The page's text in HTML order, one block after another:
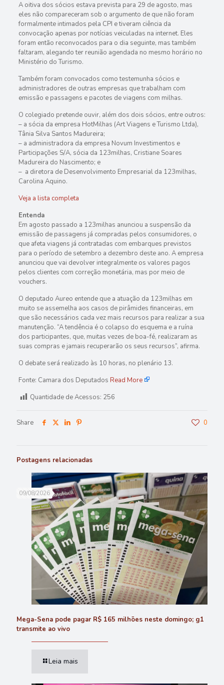
A oitiva dos sócios estava prevista para 29 de agosto, mas
eles não compareceram sob o argumento de que não foram
formalmente intimados pela CPI e tiveram ciência da
convocação apenas por notícias veiculadas na internet. Eles
foram então reconvocados para o dia seguinte, mas também
faltaram, alegando ter reunião agendada no mesmo horário no
Ministério do Turismo.
Também foram convocados como testemunha sócios e
administradores de outras empresas que trabalham com
emissão e passagens e pacotes de viagens com milhas.
O colegiado pretende ouvir, além dos dois sócios, entre outros:
– a sócia da empresa HotMilhas (Art Viagens e Turismo Ltda),
Tânia Silva Santos Madureira;
– a administradora da empresa Novum Investimentos e
Participações S/A, sócia da 123milhas, Cristiane Soares
Madureira do Nascimento; e
– a diretora de Desenvolvimento Empresarial da 123milhas,
Carolina Aquino.
Veja a lista completa
Entenda
Em agosto passado a 123milhas anunciou a suspensão da
emissão de passagens já compradas pelos consumidores, o
que afeta viagens já contratadas com embarques previstos
para o período de setembro a dezembro deste ano. A empresa
anunciou que vai devolver integralmente os valores pagos
pelos clientes com correção monetária, mas por meio de
vouchers.
O deputado Aureo entende que a atuação da 123milhas em
muito se assemelha aos casos de pirâmides financeiras, em
que são necessários cada vez mais recursos para realizar a sua
manutenção. “A tendência é o colapso do esquema e a ruína
dos participantes, que, muitas vezes de boa-fé, realizaram as
suas compras e jamais recuperarão os seus recursos”, afirma.
O debate será realizado às 10 horas, no plenário 13.
Fonte: Camara dos Deputados Read More
Quantidade de Acessos: 256
Share 0
Postagens relacionadas
09/08/2026
Mega-Sena pode pagar R$ 165 milhões neste domingo; g1
transmite ao vivo
Leia mais